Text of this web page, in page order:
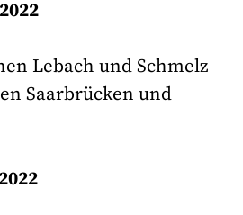
Lebach und Schmelz
Saarbrücken und